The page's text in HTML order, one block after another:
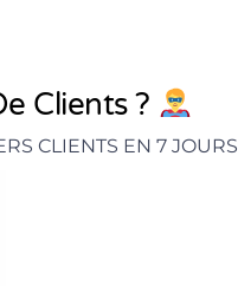
Clients ?
CLIENTS EN 7 JOURS